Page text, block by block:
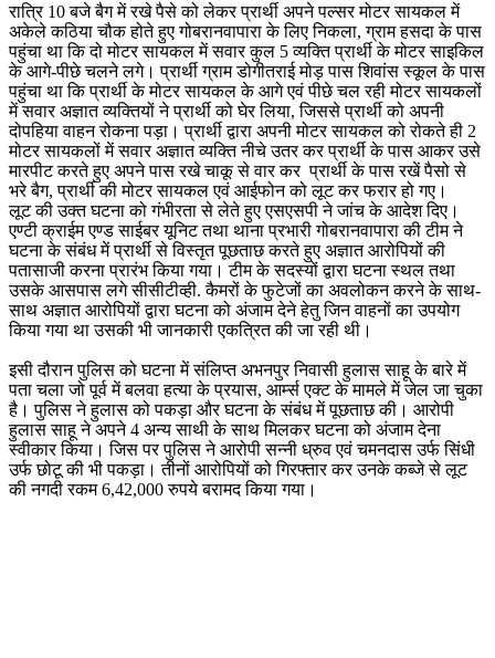
रात्रि 10 बजे बैग में रखे पैसे को लेकर प्रार्थी अपने पल्सर मोटर सायकल में
अकेले कठिया चौक होते हुए गोबरानवापारा के लिए निकला, ग्राम हसदा के पास
पहुंचा था कि दो मोटर सायकल में सवार कुल 5 व्यक्ति प्रार्थी के मोटर साइकिल
के आगे-पीछे चलने लगे। प्रार्थी ग्राम डोगीतराई मोड़ पास शिवांस स्कूल के पास
पहुंचा था कि प्रार्थी के मोटर सायकल के आगे एवं पीछे चल रही मोटर सायकलों
में सवार अज्ञात व्यक्तियों ने प्रार्थी को घेर लिया, जिससे प्रार्थी को अपनी
दोपहिया वाहन रोकना पड़ा। प्रार्थी द्वारा अपनी मोटर सायकल को रोकते ही 2
मोटर सायकलों में सवार अज्ञात व्यक्ति नीचे उतर कर प्रार्थी के पास आकर उसे
मारपीट करते हुए अपने पास रखे चाकू से वार कर प्रार्थी के पास रखें पैसो से
भरे बैग, प्रार्थी की मोटर सायकल एवं आईफोन को लूट कर फरार हो गए।
लूट की उक्त घटना को गंभीरता से लेते हुए एसएसपी ने जांच के आदेश दिए।
एण्टी क्राईम एण्ड साईबर यूनिट तथा थाना प्रभारी गोबरानवापारा की टीम ने
घटना के संबंध में प्रार्थी से विस्तृत पूछताछ करते हुए अज्ञात आरोपियों की
पतासाजी करना प्रारंभ किया गया। टीम के सदस्यों द्वारा घटना स्थल तथा
उसके आसपास लगे सीसीटीव्ही. कैमरों के फुटेजों का अवलोकन करने के साथ-
साथ अज्ञात आरोपियों द्वारा घटना को अंजाम देने हेतु जिन वाहनों का उपयोग
किया गया था उसकी भी जानकारी एकत्रित की जा रही थी।
इसी दौरान पुलिस को घटना में संलिप्त अभनपुर निवासी हुलास साहू के बारे में
पता चला जो पूर्व में बलवा हत्या के प्रयास, आर्म्स एक्ट के मामले में जेल जा चुका
है। पुलिस ने हुलास को पकड़ा और घटना के संबंध में पूछताछ की। आरोपी
हुलास साहू ने अपने 4 अन्य साथी के साथ मिलकर घटना को अंजाम देना
स्वीकार किया। जिस पर पुलिस ने आरोपी सन्नी ध्रुव एवं चमनदास उर्फ सिंधी
उर्फ छोटू की भी पकड़ा। तीनों आरोपियों को गिरफ्तार कर उनके कब्जे से लूट
की नगदी रकम 6,42,000 रुपये बरामद किया गया।